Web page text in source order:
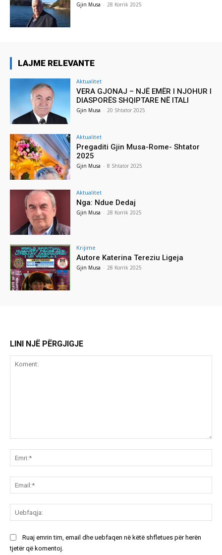
Gjin Musa - 28 Korrik 2025
LAJME RELEVANTE
Aktualitet
VERA GJONAJ – NJË EMËR I NJOHUR I
DIASPORËS SHQIPTARE NË ITALI
Gjin Musa - 20 Shtator 2025
Aktualitet
Pregaditi Gjin Musa-Rome- Shtator
2025
Gjin Musa - 8 Shtator 2025
Aktualitet
Nga: Ndue Dedaj
Gjin Musa - 28 Korrik 2025
Krijime
Autore Katerina Tereziu Ligeja
Gjin Musa - 28 Korrik 2025
LINI NJË PËRGJIGJE
Ruaj emrin tim, email dhe uebfaqen në këtë shfletues për herën
tjetër që komentoj.